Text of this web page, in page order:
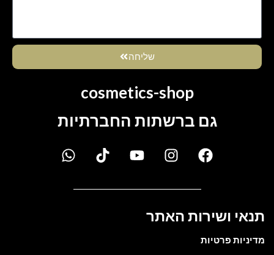
שליחה
cosmetics-shop
גם ברשתות החברתיות
תנאי ושירות האתר
מדיניות פרטיות